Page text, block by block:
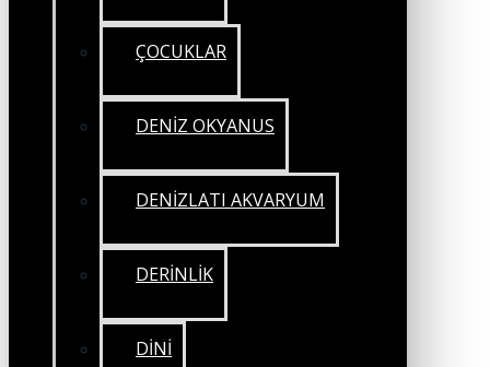
ÇOCUKLAR
DENİZ OKYANUS
DENİZLATI AKVARYUM
DERİNLİK
DİNİ